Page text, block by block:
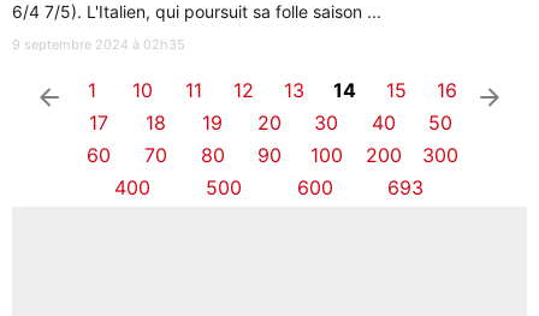
6/4 7/5). L'Italien, qui poursuit sa folle saison ...
9 septembre 2024 à 02h35
arrow_left 1 10 11 12 13 14 15
16
17
18 19 20 30 40
50
60
70 80 90 100 200
300
400
500 600 693
arrow_right